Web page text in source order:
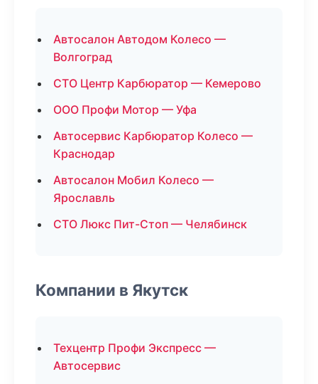
Автосалон Автодом Колесо —
Волгоград
СТО Центр Карбюратор — Кемерово
ООО Профи Мотор — Уфа
Автосервис Карбюратор Колесо —
Краснодар
Автосалон Мобил Колесо —
Ярославль
СТО Люкс Пит-Стоп — Челябинск
Компании в Якутск
Техцентр Профи Экспресс —
Автосервис